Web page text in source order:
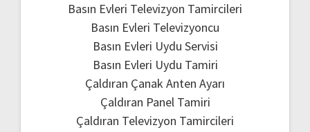
Basın Evleri Televizyon Tamircileri
Basın Evleri Televizyoncu
Basın Evleri Uydu Servisi
Basın Evleri Uydu Tamiri
Çaldıran Çanak Anten Ayarı
Çaldıran Panel Tamiri
Çaldıran Televizyon Tamircileri